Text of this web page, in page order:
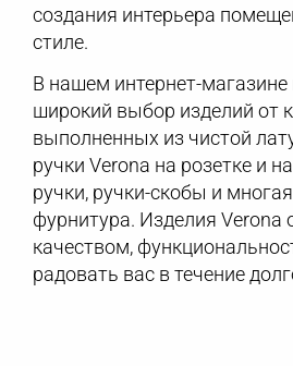
создания интерьера
стиле.
В нашем интернет-
широкий выбор изделий от
выполненных из чистой
ручки Verona на розетке и
ручки, ручки-скобы и
фурнитура. Изделия Verona
качеством,
радовать вас в течение